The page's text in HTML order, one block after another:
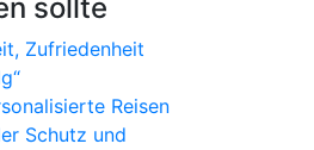
sollte
Zufriedenheit
Reisen
Schutz und